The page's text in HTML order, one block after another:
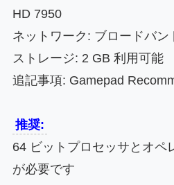
HD 7950
ネットワーク: ブロードバ
ストレージ: 2 GB 利用可能
追記事項: Gamepad
推奨:
64 ビットプロセッサとオペ
が必要です